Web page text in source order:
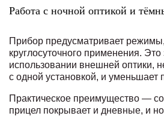
Работа с ночной оптикой и
Прибор предусматривает
круглосуточного применения.
использовании внешней оптики,
с одной установкой, и уменьшает
Практическое преимущество —
прицел покрывает и дневные, и